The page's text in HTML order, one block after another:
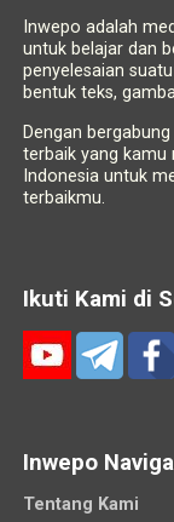
Inwepo adalah
untuk belajar dan
penyelesaian
bentuk teks,
Dengan
terbaik yang kamu
Indonesia untuk
terbaikmu.
Ikuti Kami di
Inwepo
Tentang Kami